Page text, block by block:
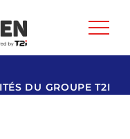
DU GROUPE T2I